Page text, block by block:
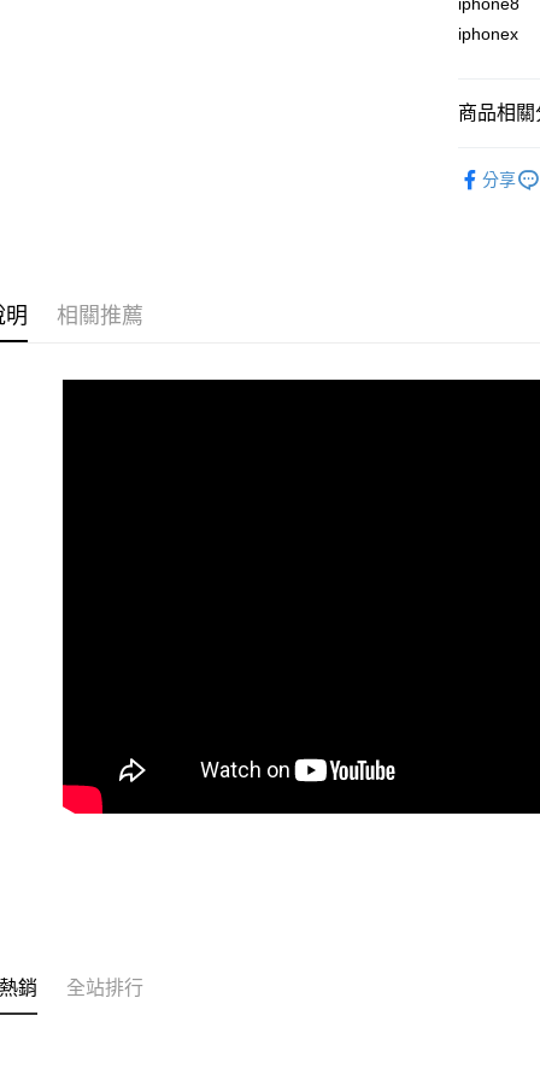
悠遊付
iphonex
商品相關
分享
明 相關推薦
銷 全站排行